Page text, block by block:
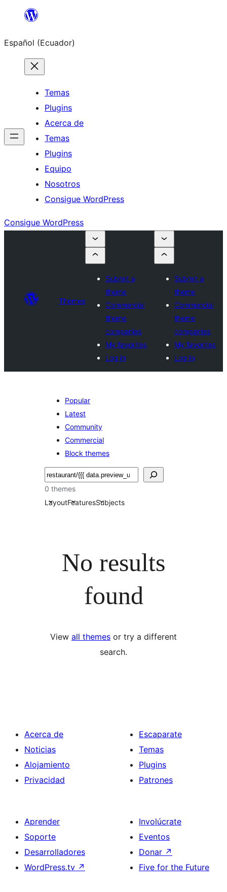
Saltar
contenido
Español (Ecuador)
Temas
Plugins
Acerca de
Temas
Plugins
Equipo
Nosotros
Consigue WordPress
Consigue WordPress
Themes
Submit a
theme
Commercial
theme
companies
My favorites
Log in
Submit a
theme
Commercial
theme
companies
My favorites
Log in
Popular
Latest
Community
Commercial
Block themes
Buscar
0 themes
LayoutFeaturesSubjects
No results
found
View all themes or try a different
search.
Acerca de
Noticias
Alojamiento
Privacidad
Escaparate
Temas
Plugins
Patrones
Aprender
Soporte
Desarrolladores
WordPress.tv ↗
Involúcrate
Eventos
Donar ↗
Five for the Future